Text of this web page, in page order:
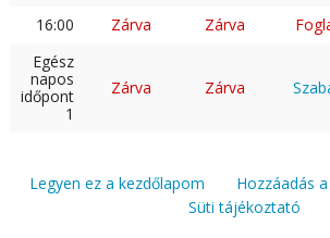
16:00
Zárva Zárva
Egész
napos
időpont
1
Zárva Zárva
Legyen ez a kezdőlapom
Hozzáadás
Süti tájékoztató